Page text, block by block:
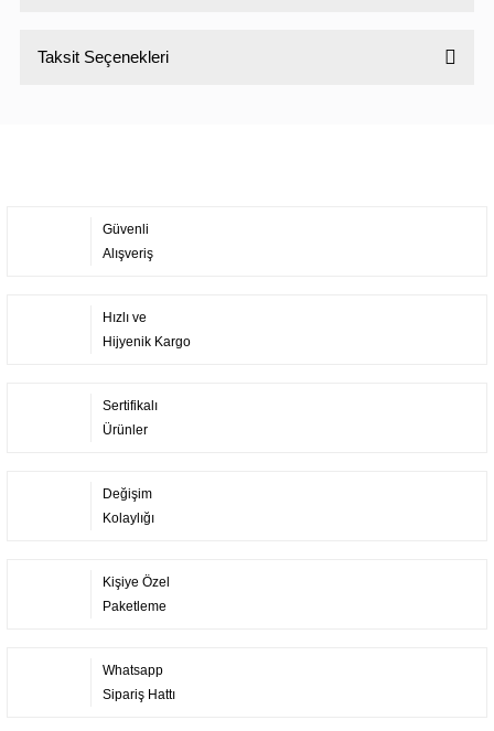
Taksit Seçenekleri
Güvenli
Alışveriş
Hızlı ve
Hijyenik Kargo
Sertifikalı
Ürünler
Değişim
Kolaylığı
Kişiye Özel
Paketleme
Whatsapp
Sipariş Hattı